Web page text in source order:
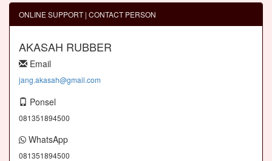
ONLINE SUPPORT | CONTACT PERSON
AKASAH RUBBER
Email
jang.akasah@gmail.com
Ponsel
081351894500
WhatsApp
081351894500